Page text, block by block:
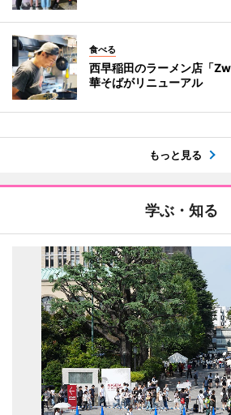
食べる
西早稲田のラーメン店「
華そばがリニューアル
もっと見る
学ぶ・知る